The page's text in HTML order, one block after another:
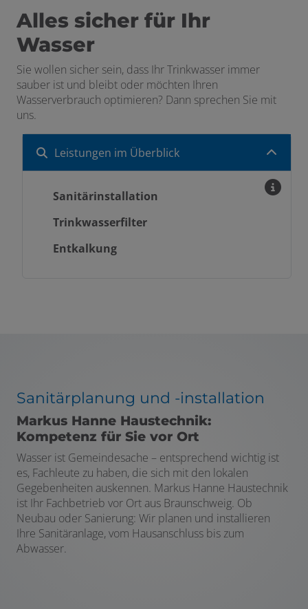
Alles sicher für Ihr
Wasser
Sie wollen sicher sein, dass Ihr Trinkwasser immer
sauber ist und bleibt oder möchten Ihren
Wasserverbrauch optimieren? Dann sprechen Sie mit
uns.
Leistungen im Überblick
Sanitärinstallation
Trinkwasserfilter
Entkalkung
Sanitärplanung und -installation
Markus Hanne Haustechnik:
Kompetenz für Sie vor Ort
Wasser ist Gemeindesache – entsprechend wichtig ist
es, Fachleute zu haben, die sich mit den lokalen
Gegebenheiten auskennen. Markus Hanne Haustechnik
ist Ihr Fachbetrieb vor Ort aus Braunschweig. Ob
Neubau oder Sanierung: Wir planen und installieren
Ihre Sanitäranlage, vom Hausanschluss bis zum
Abwasser.
und schließen
öffnen und schließen